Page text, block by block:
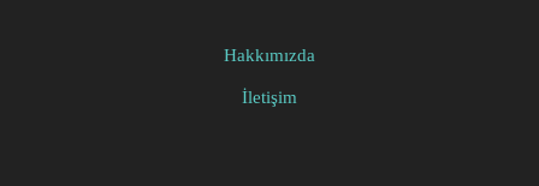
Hakkımızda
İletişim